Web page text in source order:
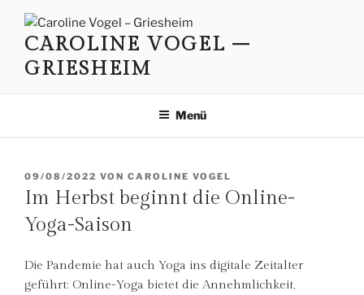
Inhalt
springenCAROLINE VOGEL –
GRIESHEIM
Menü
VERÖFFENTLICHT
AM
09/08/2022 VON CAROLINE VOGEL
Im Herbst beginnt die Online-
Yoga-Saison
Die Pandemie hat auch Yoga ins digitale Zeitalter
geführt: Online-Yoga bietet die Annehmlichkeit,